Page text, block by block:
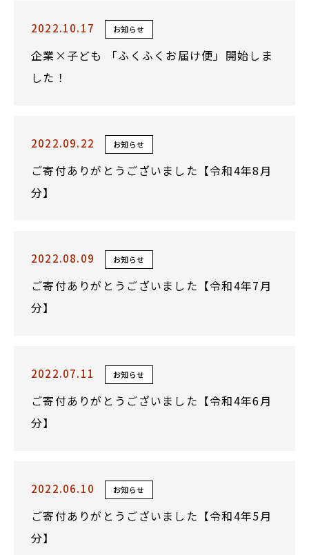
2022.10.17 お知らせ
企業×子ども 「ふくふくお届け便」開始しま
した！
2022.09.22 お知らせ
ご寄付ありがとうございました【令和4年8月
分】
2022.08.09 お知らせ
ご寄付ありがとうございました【令和4年7月
分】
2022.07.11 お知らせ
ご寄付ありがとうございました【令和4年6月
分】
2022.06.10 お知らせ
ご寄付ありがとうございました【令和4年5月
分】